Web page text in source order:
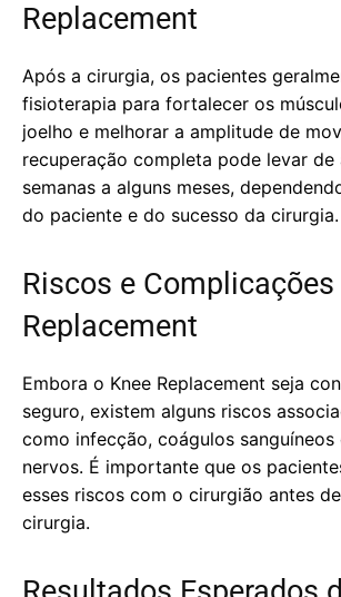
Replacement
Após a cirurgia, os pacientes
fisioterapia para fortalecer os
joelho e melhorar a amplitude de
recuperação completa pode levar de
semanas a alguns meses,
do paciente e do sucesso da cirurgia.
Riscos e Complicações
Replacement
Embora o Knee Replacement seja
seguro, existem alguns riscos
como infecção, coágulos sanguíneos
nervos. É importante que os
esses riscos com o cirurgião antes
cirurgia.